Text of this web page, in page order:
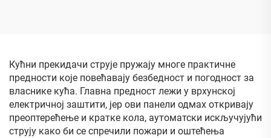
Кућни прекидачи струје пружају многе практичне
предности које повећавају безбедност и погодност за
власнике кућа. Главна предност лежи у врхунској
електричној заштити, јер ови панели одмах откривају
преоптерећење и кратке кола, аутоматски искључујући
струју како би се спречили пожари и оштећења